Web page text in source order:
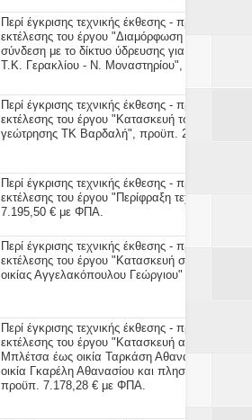
Περί έγκρισης τεχνικής έκθεσης -
εκτέλεσης του έργου "Διαμόρφωση
σύνδεση με το δίκτυο ύδρευσης για το
Τ.Κ. Γερακλίου - Ν. Μοναστηρίου", προϋπ.
Περί έγκρισης τεχνικής έκθεσης -
εκτέλεσης του έργου "Κατασκευή
γεώτρησης ΤΚ Βαρδαλή", προϋπ. 2.996,90 €
Περί έγκρισης τεχνικής έκθεσης -
εκτέλεσης του έργου "Περίφραξη τεχνητής
7.195,50 € με ΦΠΑ.
Περί έγκρισης τεχνικής έκθεσης -
εκτέλεσης του έργου "Κατασκευή σχαρών
οικίας Αγγελακόπουλου Γεώργιου" (Τ.Κ
Περί έγκρισης τεχνικής έκθεσης -
εκτέλεσης του έργου "Κατασκευή αγωγών
Μπλέτσα έως οικία Ταρκάση Αθανασίου, από
οικία Γκαρέλη Αθανασίου και πλησίον Ι.Ν.
προϋπ. 7.178,28 € με ΦΠΑ.